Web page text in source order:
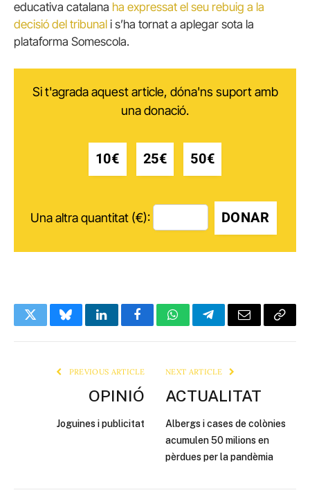
educativa catalana ha expressat el seu rebuig a la
decisió del tribunal i s’ha tornat a aplegar sota la
plataforma Somescola.
Si t'agrada aquest article, dóna'ns suport amb
una donació.
10€ 25€ 50€
Una altra quantitat (€): DONAR
TwitterBlueskyLinkedInFacebookWhatsAppTelegramEmail Copy
PREVIOUS ARTICLE
OPINIÓ
Joguines i publicitat
NEXT ARTICLE
ACTUALITAT
Albergs i cases de colònies
acumulen 50 milions en
pèrdues per la pandèmia